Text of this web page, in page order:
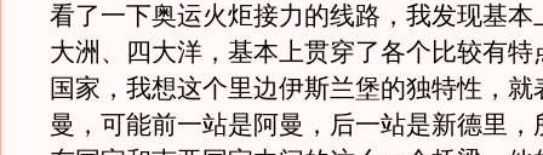
看了一下奥运火炬接力的线路，我发现基本
大洲、四大洋，基本上贯穿了各个比较有特
国家，我想这个里边伊斯兰堡的独特性，就
曼，可能前一站是阿曼，后一站是新德里，